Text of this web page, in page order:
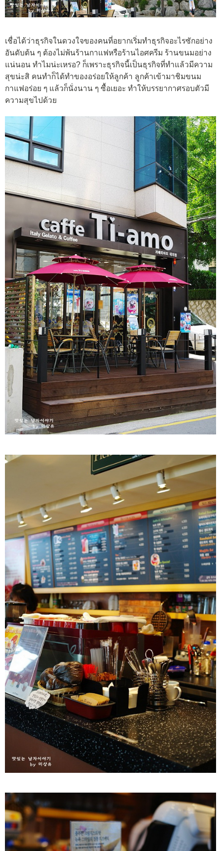
เชื่อได้ว่าธุรกิจในดวงใจของคนที่อยากเริ่มทำธุรกิจอะไรซักอย่าง
อันดับต้น ๆ ต้องไม่พ้นร้านกาแฟหรือร้านไอศครีม ร้านขนมอย่าง
แน่นอน ทำไมน่ะเหรอ? ก็เพราะธุรกิจนี้เป็นธุรกิจที่ทำแล้วมีความ
สุขน่ะสิ คนทำก็ได้ทำของอร่อยให้ลูกค้า ลูกค้าเข้ามาชิมขนม
กาแฟอร่อย ๆ แล้วก็นั่งนาน ๆ ซื้อเยอะ ทำให้บรรยากาศรอบตัวมี
ความสุขไปด้วย